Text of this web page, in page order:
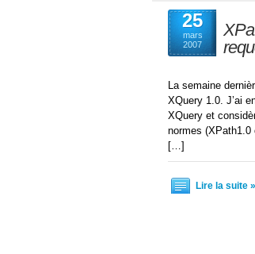
25
mars
2007
La semaine
XQuery 1.0. J’ai
XQuery et
normes (XPath1.0
[…]
Lire la suite »